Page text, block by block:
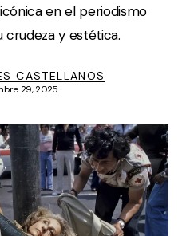
en el periodismo
crudeza y estética.
CASTELLANOS
29, 2025